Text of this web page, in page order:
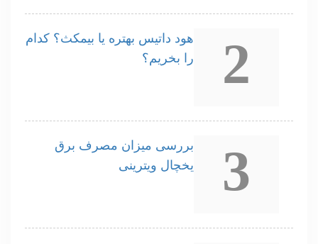
2
هود داتیس بهتره یا بیمکث؟ کدام
را بخریم؟
3
بررسی میزان مصرف برق
یخچال ویترینی